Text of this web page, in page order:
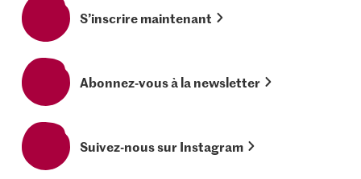
S’inscrire maintenant
Abonnez-vous à la newsletter
Suivez-nous sur Instagram